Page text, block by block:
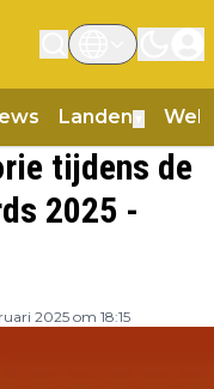
Landen
tijdens de
2025 -
2025 om 18:15